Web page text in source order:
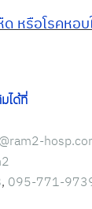
ด หรือโรคหอ
ได้ที่
, 095-771-